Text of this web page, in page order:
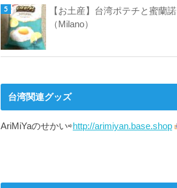
【お土産】台湾ポテチと蜜蘭諾
（Milano）
台湾関連グッズ
AriMiYaのせかい⇨http://arimiyan.base.shop